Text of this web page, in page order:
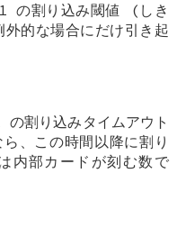
の割り込み閾値 (しき
的な場合にだけ引き起
割り込みタイムアウト
、この時間以降に割り
内部カードが刻む数で